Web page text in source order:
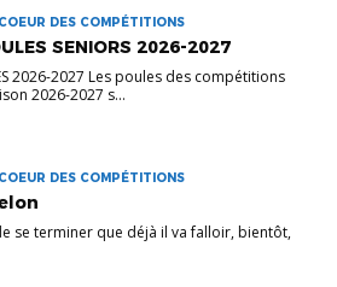
DES COMPÉTITIONS
SENIORS 2026-2027
2026-2027 Les poules des compétitions
2026-2027 s...
DES COMPÉTITIONS
se terminer que déjà il va falloir, bientôt,